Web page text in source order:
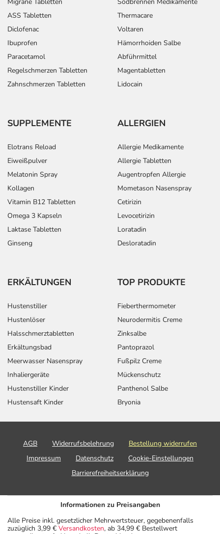
ASS Tabletten
Diclofenac
Ibuprofen
Paracetamol
Regelschmerzen Tabletten
Zahnschmerzen Tabletten
Thermacare
Voltaren
Hämorrhoiden Salbe
Abführmittel
Magentabletten
Lidocain
SUPPLEMENTE
Elotrans Reload
Eiweißpulver
Melatonin Spray
Kollagen
Vitamin B12 Tabletten
Omega 3 Kapseln
Laktase Tabletten
Ginseng
ALLERGIEN
Allergie Medikamente
Allergie Tabletten
Augentropfen Allergie
Mometason Nasenspray
Cetirizin
Levocetirizin
Loratadin
Desloratadin
ERKÄLTUNGEN
Hustenstiller
Hustenlöser
Halsschmerztabletten
Erkältungsbad
Meerwasser Nasenspray
Inhaliergeräte
Hustenstiller Kinder
Hustensaft Kinder
TOP PRODUKTE
Fieberthermometer
Neurodermitis Creme
Zinksalbe
Pantoprazol
Fußpilz Creme
Mückenschutz
Panthenol Salbe
Bryonia
AGB Widerrufsbelehrung
Bestellung widerrufen
Impressum
Datenschutz
Cookie-Einstellungen
Barrierefreiheitserklärung
Informationen zu Preisangaben
Alle Preise inkl. gesetzlicher Mehrwertsteuer, gegebenenfalls
zuzüglich 3,99 € Versandkosten, ab 34,99 € Bestellwert